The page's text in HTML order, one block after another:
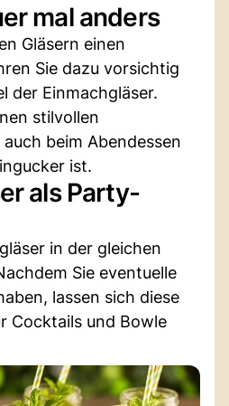
mal anders
Gläsern einen
Sie dazu vorsichtig
der Einmachgläser.
stilvollen
beim Abendessen
ist.
als Party-
in der gleichen
Sie eventuelle
lassen sich diese
Cocktails und Bowle